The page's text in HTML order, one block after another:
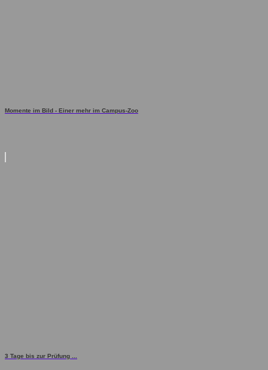
Momente im Bild - Einer mehr im Campus-Zoo
3 Tage bis zur Prüfung ...